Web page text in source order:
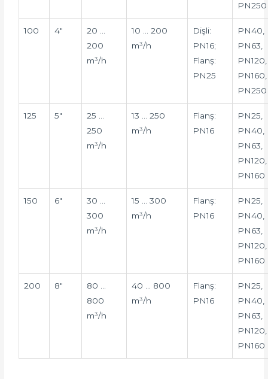
PN250
100 4″
20 …
200
m³/h
10 … 200
m³/h
Dişli:
PN16;
Flanş:
PN25
PN40,
PN63,
PN120,
PN160,
PN250
125 5″
25 …
250
m³/h
13 … 250
m³/h
Flanş:
PN16
PN25,
PN40,
PN63,
PN120,
PN160
150 6″
30 …
300
m³/h
15 … 300
m³/h
Flanş:
PN16
PN25,
PN40,
PN63,
PN120,
PN160
200 8″
80 …
800
m³/h
40 … 800
m³/h
Flanş:
PN16
PN25,
PN40,
PN63,
PN120,
PN160